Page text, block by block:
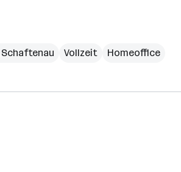
Schaftenau Vollzeit Homeoffice